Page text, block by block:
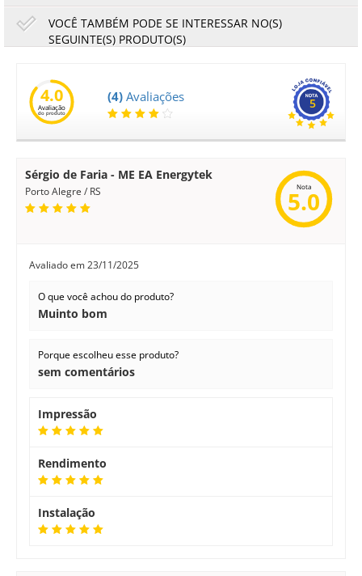
VOCÊ TAMBÉM PODE SE INTERESSAR NO(S)
SEGUINTE(S) PRODUTO(S)
320,00 297,60
no boleto à vista
4.0
Avaliação
do produto
(4) Avaliações 5
Sérgio de Faria - ME EA Energytek
Porto Alegre / RS Nota
5.0
Avaliado em23/11/2025
O que você achou do produto?
Muinto bom
Porque escolheu esse produto?
sem comentários
Impressão
Rendimento
Instalação